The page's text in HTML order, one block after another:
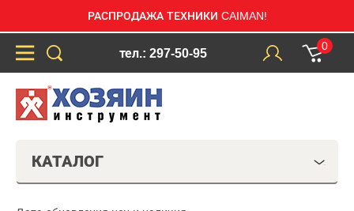
РАСПРОДАЖА ТЕХНИКИ CAIMAN!
тел.: 297-50-95
0
КАТАЛОГ